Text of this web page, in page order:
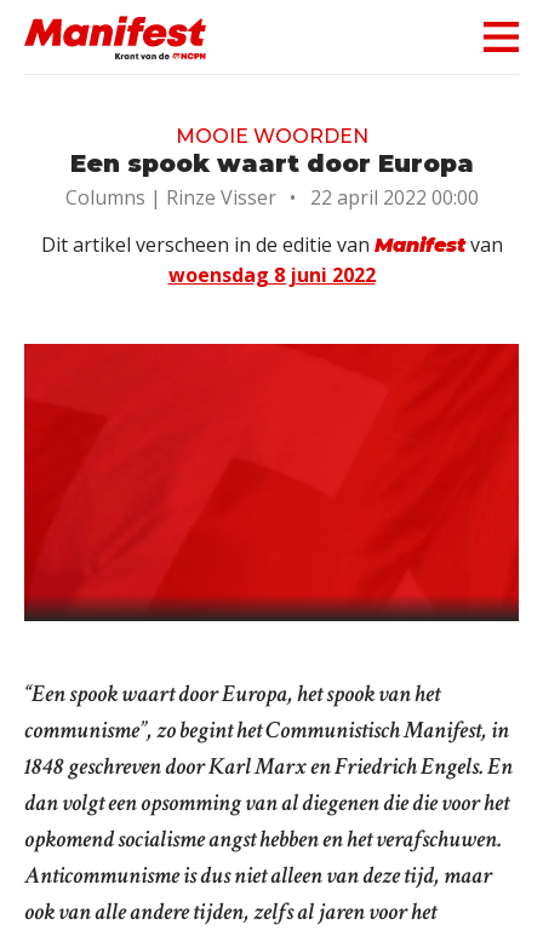
Skip navigation
MOOIE WOORDEN
Een spook waart door Europa
Columns | Rinze Visser •
22 april 2022 00:00
Dit artikel verscheen in de editie van Manifestvan
woensdag 8 juni 2022
“Een spook waart door Europa, het spook van het
communisme”, zo begint het Communistisch Manifest, in
1848 geschreven door Karl Marx en Friedrich Engels. En
dan volgt een opsomming van al diegenen die die voor het
opkomend socialisme angst hebben en het verafschuwen.
Anticommunisme is dus niet alleen van deze tijd, maar
ook van alle andere tijden, zelfs al jaren voor het